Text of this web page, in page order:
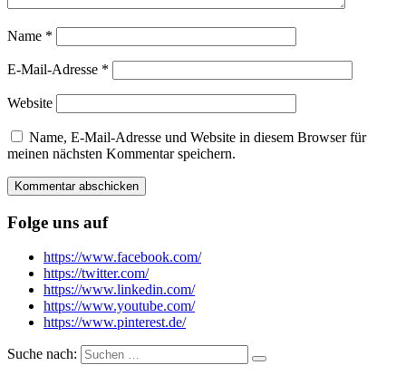
Name *
E-Mail-Adresse *
Website
Name, E-Mail-Adresse und Website in diesem Browser für
meinen nächsten Kommentar speichern.
Folge uns auf
https://www.facebook.com/
https://twitter.com/
https://www.linkedin.com/
https://www.youtube.com/
https://www.pinterest.de/
Suche nach: